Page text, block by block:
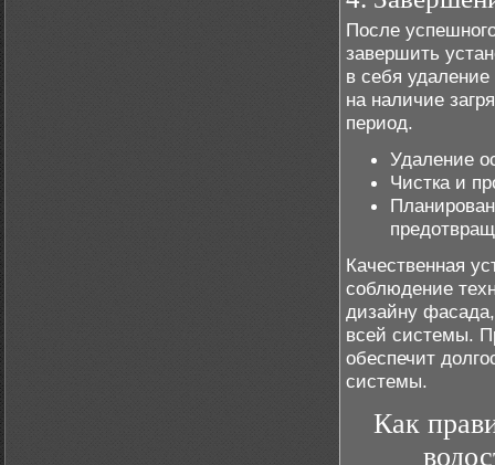
После
завершить
в себя
на наличие
период.
Удаление
Чистка и
Качественная
соблюдение
дизайну
всей системы.
обеспечит
системы.
Как